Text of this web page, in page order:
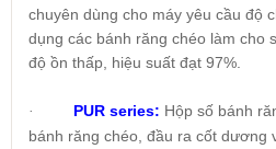
chuyên dùng cho máy yêu cầu độ
dụng các bánh răng chéo làm cho
độ ồn thấp, hiệu suất đạt 97%.
· PUR series: Hộp số bánh
bánh răng chéo, đầu ra cốt dương